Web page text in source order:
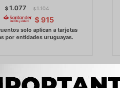
$1.077 $ 1.104
$ 915